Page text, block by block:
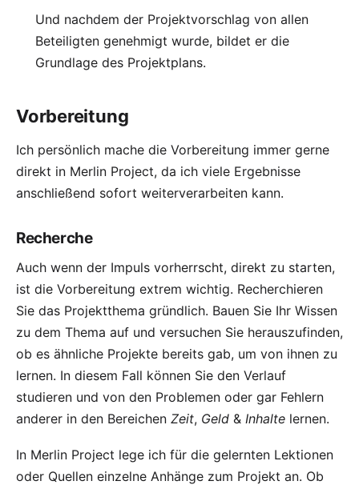
Und nachdem der Projektvorschlag von allen
Beteiligten genehmigt wurde, bildet er die
Grundlage des Projektplans.
Vorbereitung
Ich persönlich mache die Vorbereitung immer gerne
direkt in Merlin Project, da ich viele Ergebnisse
anschließend sofort weiterverarbeiten kann.
Recherche
Auch wenn der Impuls vorherrscht, direkt zu starten,
ist die Vorbereitung extrem wichtig. Recherchieren
Sie das Projektthema gründlich. Bauen Sie Ihr Wissen
zu dem Thema auf und versuchen Sie herauszufinden,
ob es ähnliche Projekte bereits gab, um von ihnen zu
lernen. In diesem Fall können Sie den Verlauf
studieren und von den Problemen oder gar Fehlern
anderer in den Bereichen Zeit, Geld & Inhalte lernen.
In Merlin Project lege ich für die gelernten Lektionen
oder Quellen einzelne Anhänge zum Projekt an. Ob